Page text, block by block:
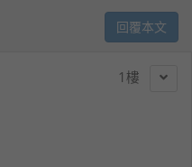
回覆本文
1